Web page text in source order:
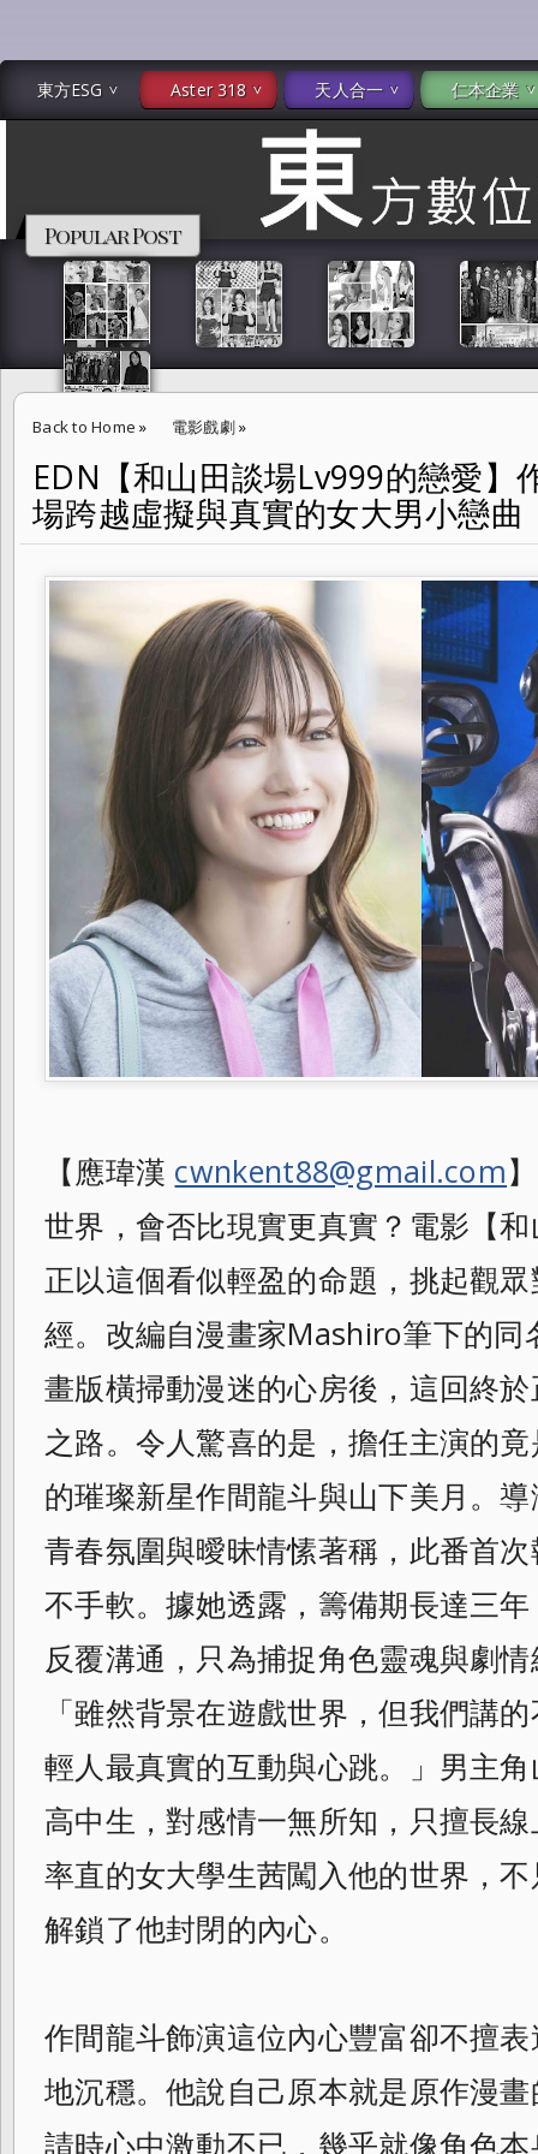
東方ESG Aster 318 天人合一 仁本企業
Popular Post
Back to Home » 電影戲劇»
EDN【和山田談場Lv999的戀愛】作間龍斗與山下美月的一場跨越虛擬
EDN【和山田談場Lv999的戀愛】
場跨越虛擬與真實的女大男小戀曲
【應瑋漢 cwnkent88@gmail.com
世界，會否比現實更真實？電影【
正以這個看似輕盈的命題，挑起觀
經。改編自漫畫家Mashiro筆下的同
畫版橫掃動漫迷的心房後，這回終
之路。令人驚喜的是，擔任主演的
的璀璨新星作間龍斗與山下美月。
青春氛圍與曖昧情愫著稱，此番首
不手軟。據她透露，籌備期長達三
反覆溝通，只為捕捉角色靈魂與劇
「雖然背景在遊戲世界，但我們講
輕人最真實的互動與心跳。」男主
高中生，對感情一無所知，只擅長
率直的女大學生茜闖入他的世界，
解鎖了他封閉的內心。
作間龍斗飾演這位內心豐富卻不擅
地沉穩。他說自己原本就是原作漫
請時心中激動不已，幾乎就像角色